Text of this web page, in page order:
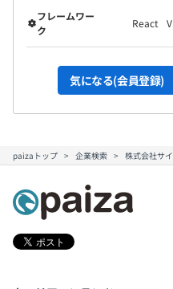
フレームワー
ク
React
気になる(会員登録)
paizaトップ 企業検索 株式会社サ